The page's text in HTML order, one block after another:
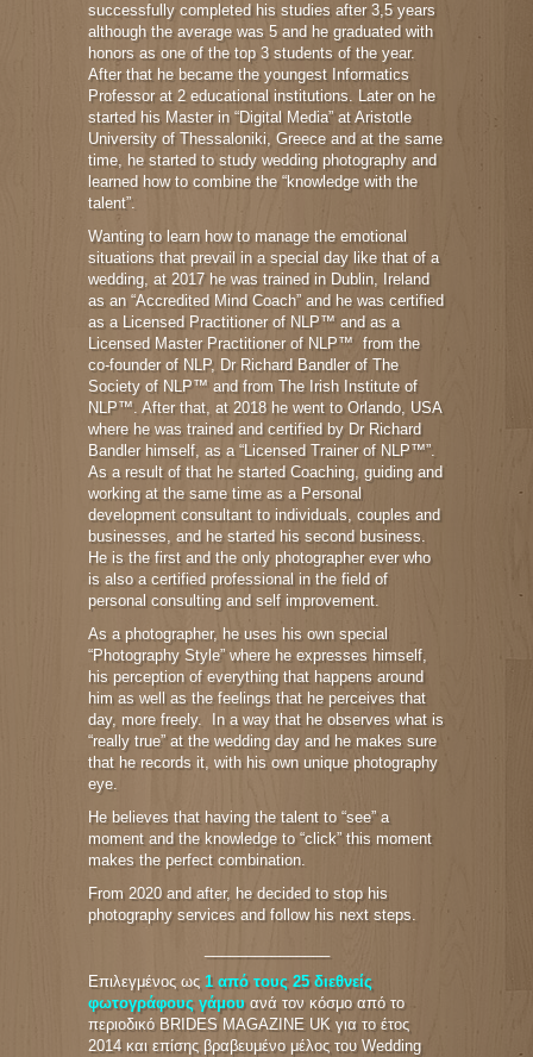
successfully completed his studies after 3,5 years
although the average was 5 and he graduated with
honors as one of the top 3 students of the year.
After that he became the youngest Informatics
Professor at 2 educational institutions. Later on he
started his Master in “Digital Media” at Aristotle
University of Thessaloniki, Greece and at the same
time, he started to study wedding photography and
learned how to combine the “knowledge with the
talent”.
Wanting to learn how to manage the emotional
situations that prevail in a special day like that of a
wedding, at 2017 he was trained in Dublin, Ireland
as an “Accredited Mind Coach” and he was certified
as a Licensed Practitioner of NLP™ and as a
Licensed Master Practitioner of NLP™ from the
co-founder of NLP, Dr Richard Bandler of The
Society of NLP™ and from The Irish Institute of
NLP™. After that, at 2018 he went to Orlando, USA
where he was trained and certified by Dr Richard
Bandler himself, as a “Licensed Trainer of NLP™”.
As a result of that he started Coaching, guiding and
working at the same time as a Personal
development consultant to individuals, couples and
businesses, and he started his second business.
He is the first and the only photographer ever who
is also a certified professional in the field of
personal consulting and self improvement.
As a photographer, he uses his own special
“Photography Style” where he expresses himself,
his perception of everything that happens around
him as well as the feelings that he perceives that
day, more freely. In a way that he observes what is
“really true” at the wedding day and he makes sure
that he records it, with his own unique photography
eye.
He believes that having the talent to “see” a
moment and the knowledge to “click” this moment
makes the perfect combination.
From 2020 and after, he decided to stop his
photography services and follow his next steps.
Επιλεγμένος ως 1 από τους 25 διεθνείς
φωτογράφους γάμουανά τον κόσμο από το
περιοδικό BRIDES MAGAZINE UK για το έτος
2014 και επίσης βραβευμένο μέλος του Wedding